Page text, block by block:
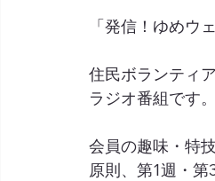
「発信！ゆめウ
住民ボランティ
ラジオ番組です。
会員の趣味・特
原則、第1週・第